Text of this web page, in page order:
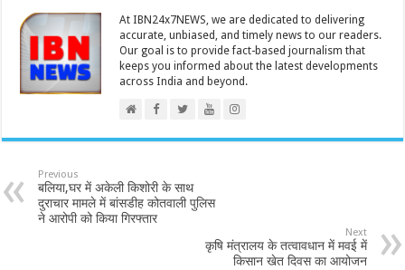
At IBN24x7NEWS, we are dedicated to delivering
accurate, unbiased, and timely news to our readers.
Our goal is to provide fact-based journalism that
keeps you informed about the latest developments
across India and beyond.
Previous
बलिया,घर में अकेली किशोरी के साथ
दुराचार मामले में बांसडीह कोतवाली पुलिस
ने आरोपी को किया गिरफ्तार
Next
कृषि मंत्रालय के तत्वावधान में मवई में
किसान खेत दिवस का आयोजन